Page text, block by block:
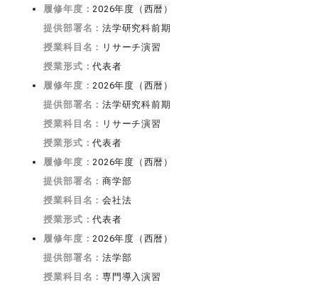
履修年度：2026年度（西暦）
提供部署名：法学研究科前期
授業科目名： リサーチ演習
授業形式：代表者
履修年度：2026年度（西暦）
提供部署名：法学研究科前期
授業科目名： リサーチ演習
授業形式：代表者
履修年度：2026年度（西暦）
提供部署名：商学部
授業科目名：会社法
授業形式：代表者
履修年度：2026年度（西暦）
提供部署名：法学部
授業科目名：専門導入演習